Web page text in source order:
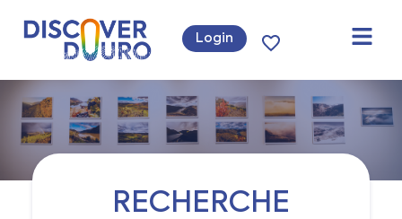
Login
RECHERCHE